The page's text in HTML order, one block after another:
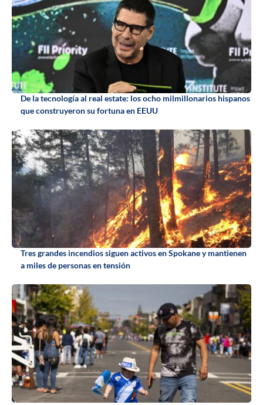
De la tecnología al real estate: los ocho milmillonarios hispanos
que construyeron su fortuna en EEUU
Tres grandes incendios siguen activos en Spokane y mantienen
a miles de personas en tensión